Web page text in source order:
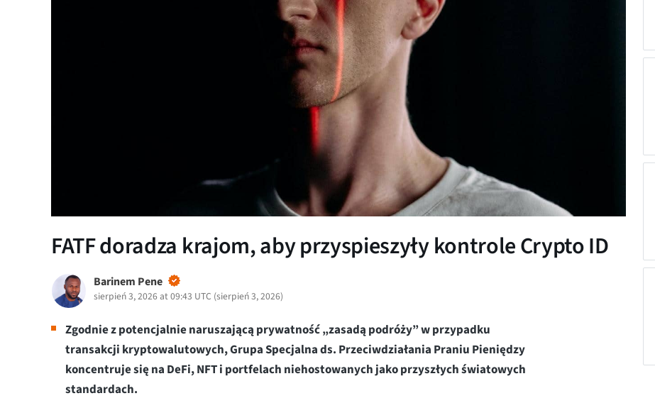
FATF doradza krajom, aby przyspieszyły kontrole Crypto ID
Barinem Pene
sierpień 3, 2026 at 09:43 UTC (sierpień 3, 2026)
Zgodnie z potencjalnie naruszającą prywatność „zasadą podróży” w przypadku
transakcji kryptowalutowych, Grupa Specjalna ds. Przeciwdziałania Praniu Pieniędzy
koncentruje się na DeFi, NFT i portfelach niehostowanych jako przyszłych światowych
standardach.